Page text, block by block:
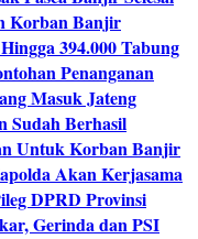
Korban Banjir
394.000 Tabung
Penanganan
Masuk Jateng
Sudah Berhasil
Untuk Korban Banjir
Akan Kerjasama
DPRD Provinsi
Gerinda dan PSI